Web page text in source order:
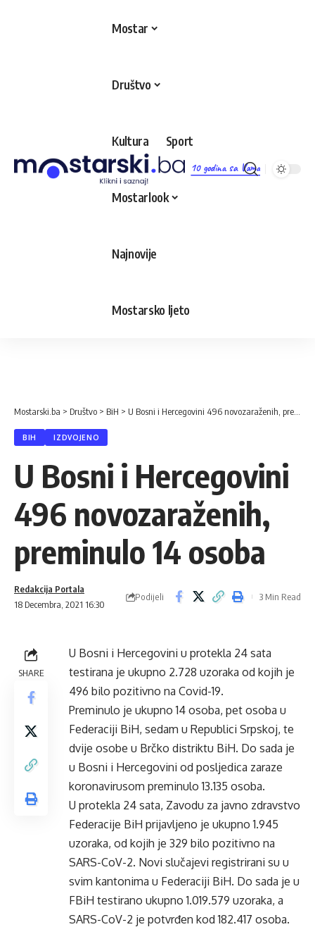
10 godina sa Vama
Mostar
Društvo
Kultura Sport
Mostarlook
Najnovije
Mostarsko ljeto
Mostarski.ba > Društvo > BiH > U Bosni i Hercegovini 496 novozaraženih, preminulo 14 osoba
BIH IZDVOJENO
U Bosni i Hercegovini
496 novozaraženih,
preminulo 14 osoba
18 Decembra, 2021 16:30
Redakcija Portala
Podijeli 3 Min Read
SHARE
U Bosni i Hercegovini u protekla 24 sata
testirana je ukupno 2.728 uzoraka od kojih je
496 bilo pozitivno na Covid-19.
Preminulo je ukupno 14 osoba, pet osoba u
Federaciji BiH, sedam u Republici Srpskoj, te
dvije osobe u Brčko distriktu BiH. Do sada je
u Bosni i Hercegovini od posljedica zaraze
koronavirusom preminulo 13.135 osoba.
U protekla 24 sata, Zavodu za javno zdravstvo
Federacije BiH prijavljeno je ukupno 1.945
uzoraka, od kojih je 329 bilo pozitivno na
SARS-CoV-2. Novi slučajevi registrirani su u
svim kantonima u Federaciji BiH. Do sada je u
FBiH testirano ukupno 1.019.579 uzoraka, a
SARS-CoV-2 je potvrđen kod 182.417 osoba.